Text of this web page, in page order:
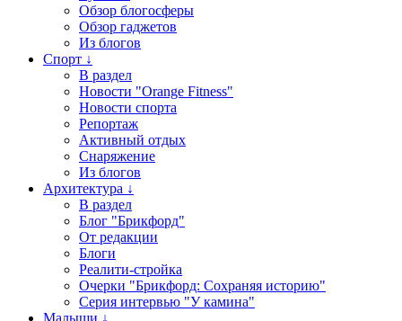
Обзор блогосферы
Обзор гаджетов
Из блогов
Спорт ↓
В раздел
Новости "Orange Fitness"
Новости спорта
Репортаж
Активный отдых
Снаряжение
Из блогов
Архитектура ↓
В раздел
Блог "Брикфорд"
От редакции
Блоги
Реалити-стройка
Очерки "Брикфорд: Сохраняя историю"
Серия интервью "У камина"
Малыши ↓